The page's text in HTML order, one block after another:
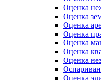
Оценка
Оценка
Оценка
Оценка
Оценка
Оценка
Оценка
Оценка